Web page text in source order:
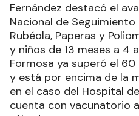
Fernández destacó el
Nacional de
Rubéola, Paperas y
y niños de 13 meses a 4
Formosa ya superó el
y está por encima de la
en el caso del Hospital
cuenta con vacunatorio